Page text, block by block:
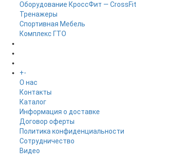
Оборудование КроссФит — CrossFit
Тренажеры
Спортивная Мебель
Комплекс ГТО
+-
O нас
Контакты
Каталог
Информация о доставке
Договор оферты
Политика конфиденциальности
Сотрудничество
Видео